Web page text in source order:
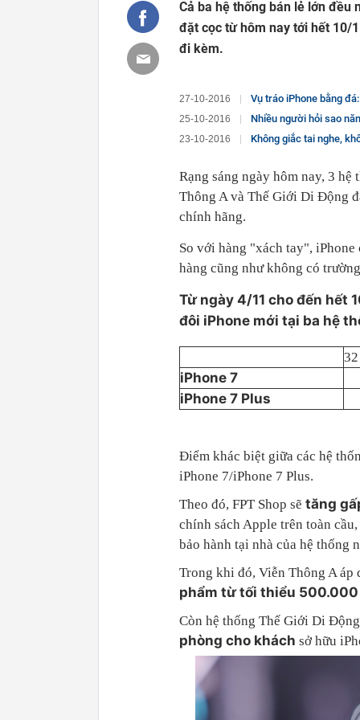
Cả ba hệ thống bán lẻ lớn đều
đặt cọc từ hôm nay tới hết 10/
đi kèm.
27-10-2016 Vụ tráo iPhone bằng
25-10-2016 Nhiều người hỏi sao
23-10-2016 Không giắc tai nghe,
Rạng sáng ngày hôm nay, 3
Thông A và Thế Giới Di Động
chính hãng.
So với hàng "xách tay",
hàng cũng như không có
Từ ngày 4/11 cho đến hết
đôi iPhone mới tại ba hệ
iPhone 7
iPhone 7 Plus
Điểm khác biệt giữa các hệ
iPhone 7/iPhone 7 Plus.
Theo đó, FPT Shop sẽ tăng
chính sách Apple trên toàn
bảo hành tại nhà của hệ thống
Trong khi đó, Viễn Thông A
phẩm từ tối thiểu
Còn hệ thống Thế Giới Di
phòng cho khách sở hữu